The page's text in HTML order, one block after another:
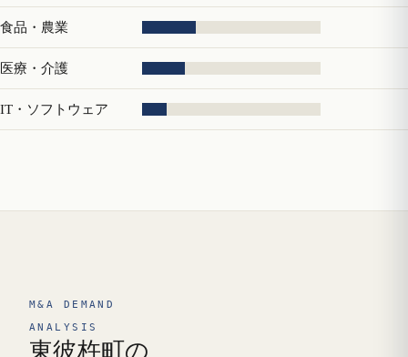
食品・農業
医療・介護
IT・ソフトウェア
M&A DEMAND
ANALYSIS
東彼杵町の